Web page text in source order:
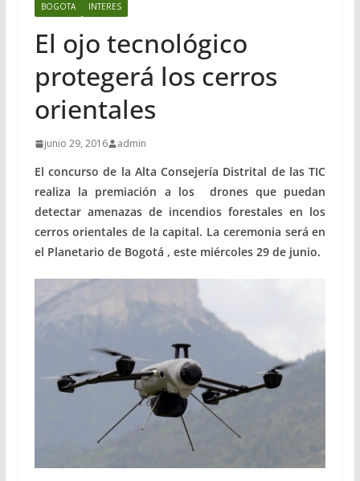
BOGOTA INTERES
El ojo tecnológico
protegerá los cerros
orientales
junio 29, 2016 admin
El concurso de la Alta Consejería Distrital de las TIC
realiza la premiación a los drones que puedan
detectar amenazas de incendios forestales en los
cerros orientales de la capital. La ceremonia será en
el Planetario de Bogotá , este miércoles 29 de junio.